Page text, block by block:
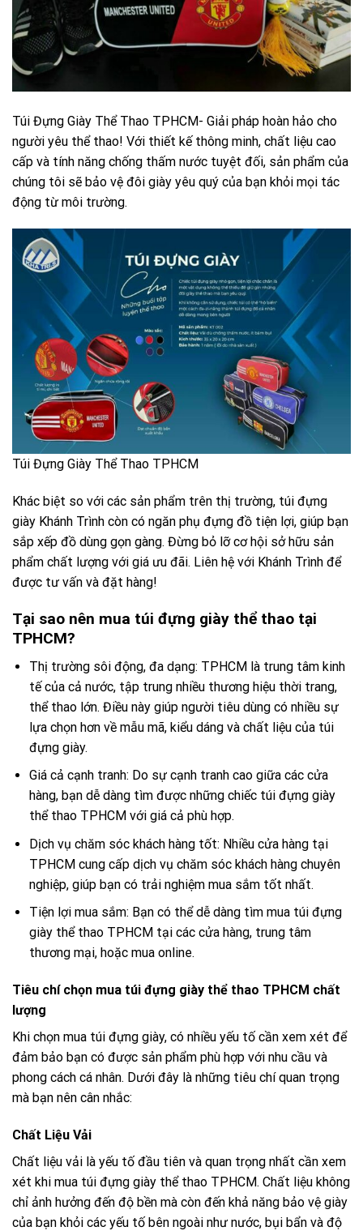
Túi Đựng Giày Thể Thao TPHCM- Giải pháp hoàn hảo cho
người yêu thể thao! Với thiết kế thông minh, chất liệu cao
cấp và tính năng chống thấm nước tuyệt đối, sản phẩm của
chúng tôi sẽ bảo vệ đôi giày yêu quý của bạn khỏi mọi tác
động từ môi trường.
Túi Đựng Giày Thể Thao TPHCM
Khác biệt so với các sản phẩm trên thị trường, túi đựng
giày Khánh Trình còn có ngăn phụ đựng đồ tiện lợi, giúp bạn
sắp xếp đồ dùng gọn gàng. Đừng bỏ lỡ cơ hội sở hữu sản
phẩm chất lượng với giá ưu đãi. Liên hệ với Khánh Trình để
được tư vấn và đặt hàng!
Tại sao nên mua túi đựng giày thể thao tại
TPHCM?
Thị trường sôi động, đa dạng: TPHCM là trung tâm kinh
tế của cả nước, tập trung nhiều thương hiệu thời trang,
thể thao lớn. Điều này giúp người tiêu dùng có nhiều sự
lựa chọn hơn về mẫu mã, kiểu dáng và chất liệu của túi
đựng giày.
Giá cả cạnh tranh: Do sự cạnh tranh cao giữa các cửa
hàng, bạn dễ dàng tìm được những chiếc túi đựng giày
thể thao TPHCM với giá cả phù hợp.
Dịch vụ chăm sóc khách hàng tốt: Nhiều cửa hàng tại
TPHCM cung cấp dịch vụ chăm sóc khách hàng chuyên
nghiệp, giúp bạn có trải nghiệm mua sắm tốt nhất.
Tiện lợi mua sắm: Bạn có thể dễ dàng tìm mua túi đựng
giày thể thao TPHCM tại các cửa hàng, trung tâm
thương mại, hoặc mua online.
Tiêu chí chọn mua túi đựng giày thể thao TPHCM chất
lượng
Khi chọn mua túi đựng giày, có nhiều yếu tố cần xem xét để
đảm bảo bạn có được sản phẩm phù hợp với nhu cầu và
phong cách cá nhân. Dưới đây là những tiêu chí quan trọng
mà bạn nên cân nhắc:
Chất Liệu Vải
Chất liệu vải là yếu tố đầu tiên và quan trọng nhất cần xem
xét khi mua túi đựng giày thể thao TPHCM. Chất liệu không
chỉ ảnh hưởng đến độ bền mà còn đến khả năng bảo vệ giày
của bạn khỏi các yếu tố bên ngoài như nước, bụi bẩn và độ